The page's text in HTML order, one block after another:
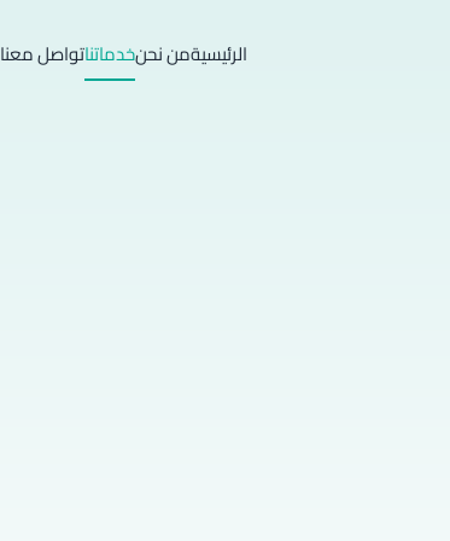
الرئيسيةمن نحنخدماتناتواصل معنا